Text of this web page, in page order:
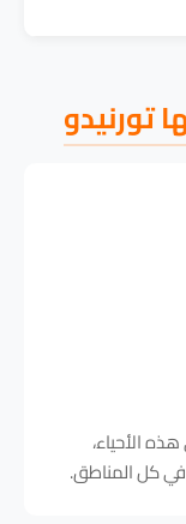
تورنيدو
الأحياء،
في كل المناطق.